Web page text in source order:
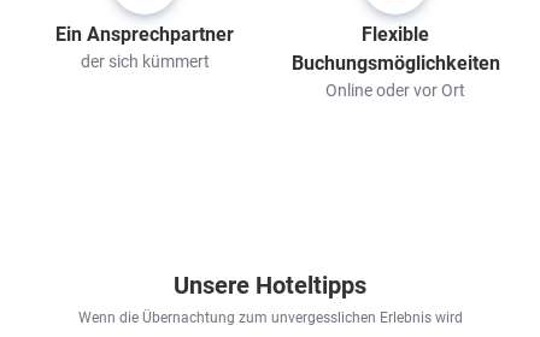
Ein Ansprechpartner
der sich kümmert
Flexible
Buchungsmöglichkeiten
Online oder vor Ort
Unsere Hoteltipps
Wenn die Übernachtung zum unvergesslichen Erlebnis wird